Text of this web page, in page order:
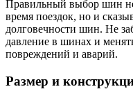
Правильный выбор шин не
время поездок, но и
долговечности шин. Не
давление в шинах и
повреждений и аварий.
Размер и